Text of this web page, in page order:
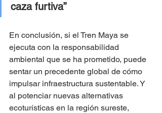
caza furtiva”
En conclusión, si el Tren Maya se
ejecuta con la responsabilidad
ambiental que se ha prometido, puede
sentar un precedente global de cómo
impulsar infraestructura sustentable. Y
al potenciar nuevas alternativas
ecoturísticas en la región sureste,